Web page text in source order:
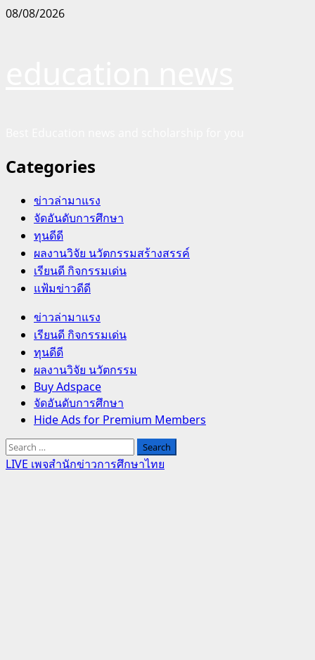
Skip
08/08/2026
Categories
ข่าวล่ามาแรง
จัดอันดับการศึกษา
ทุนดีดี
ผลงานวิจัย นวัตกรรมสร้างสรรค์
เรียนดี กิจกรรมเด่น
แฟ้มข่าวดีดี
Primary
Menu
ข่าวล่ามาแรง
เรียนดี กิจกรรมเด่น
ทุนดีดี
ผลงานวิจัย นวัตกรรม
Buy Adspace
จัดอันดับการศึกษา
Hide Ads for Premium Members
Search
for:
LIVE เพจสำนักข่าวการศึกษาไทย